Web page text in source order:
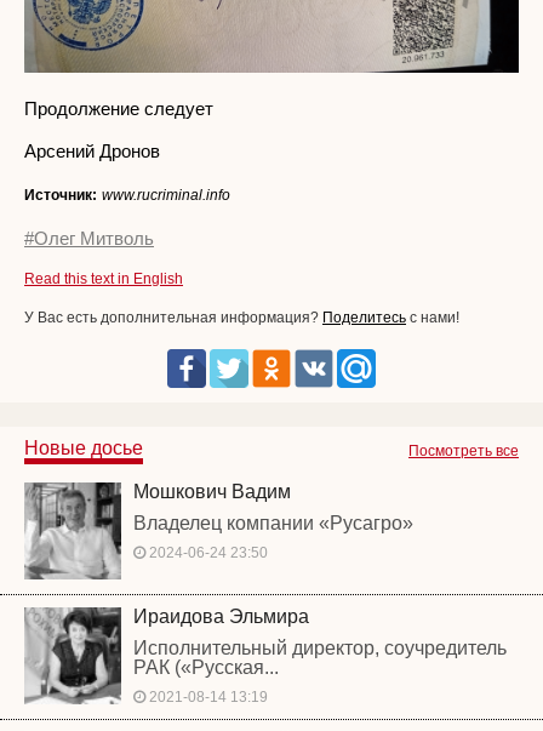
Продолжение следует
Арсений Дронов
Источник: www.rucriminal.info
#Олег Митволь
Read this text in English
У Вас есть дополнительная информация? Поделитесь с нами!
Посмотреть все
Новые досье
Мошкович Вадим
Владелец компании «Русагро»
2024-06-24 23:50
Ираидова Эльмира
Исполнительный директор, соучредитель
РАК («Русская...
2021-08-14 13:19